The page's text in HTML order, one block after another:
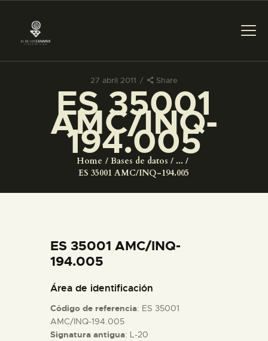
27 abril 2011 Share
ES 35001
AMC/INQ-
194.005
Home Bases de datos
...
ES 35001 AMC/INQ-194.005
PREPARAR LA VISITA
ACTIVIDADES
COLECCIONES
ESPAÑOL
ES 35001 AMC/INQ-
194.005
Área de identificación
Código de referencia: ES 35001
AMC/INQ-194.005
Signatura antigua: L-20